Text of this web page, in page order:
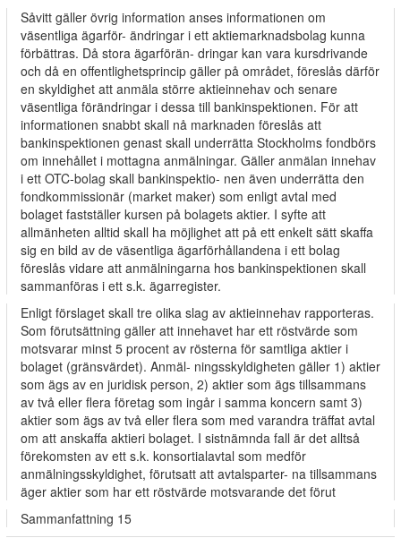
Såvitt gäller övrig information anses informationen om
väsentliga ägarför- ändringar i ett aktiemarknadsbolag kunna
förbättras. Då stora ägarförän- dringar kan vara kursdrivande
och då en offentlighetsprincip gäller på området, föreslås därför
en skyldighet att anmäla större aktieinnehav och senare
väsentliga förändringar i dessa till bankinspektionen. För att
informationen snabbt skall nå marknaden föreslås att
bankinspektionen genast skall underrätta Stockholms fondbörs
om innehållet i mottagna anmälningar. Gäller anmälan innehav
i ett OTC-bolag skall bankinspektio- nen även underrätta den
fondkommissionär (market maker) som enligt avtal med
bolaget fastställer kursen på bolagets aktier. I syfte att
allmänheten alltid skall ha möjlighet att på ett enkelt sätt skaffa
sig en bild av de väsentliga ägarförhållandena i ett bolag
föreslås vidare att anmälningarna hos bankinspektionen skall
sammanföras i ett s.k. ägarregister.
Enligt förslaget skall tre olika slag av aktieinnehav rapporteras.
Som förutsättning gäller att innehavet har ett röstvärde som
motsvarar minst 5 procent av rösterna för samtliga aktier i
bolaget (gränsvärdet). Anmäl- ningsskyldigheten gäller 1) aktier
som ägs av en juridisk person, 2) aktier som ägs tillsammans
av två eller flera företag som ingår i samma koncern samt 3)
aktier som ägs av två eller flera som med varandra träffat avtal
om att anskaffa aktieri bolaget. I sistnämnda fall är det alltså
förekomsten av ett s.k. konsortialavtal som medför
anmälningsskyldighet, förutsatt att avtalsparter- na tillsammans
äger aktier som har ett röstvärde motsvarande det förut
Sammanfattning 15